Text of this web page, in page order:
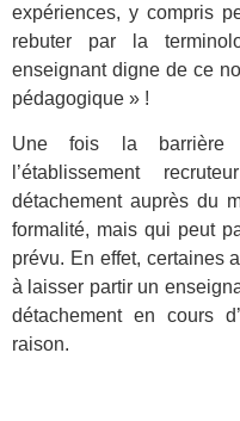
expériences, y compris
rebuter par la
enseignant digne de ce
pédagogique » !
Une fois la barrière
l’établissement
détachement auprès du
formalité, mais qui peut
prévu. En effet, certaines
à laisser partir un
détachement en cours
raison.